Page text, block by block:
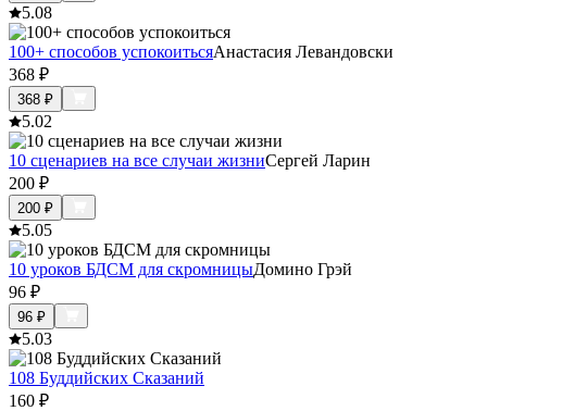
5.08
100+ способов успокоитьсяАнастасия Левандовски
368 ₽
368 ₽
5.02
10 сценариев на все случаи жизниСергей Ларин
200 ₽
200 ₽
5.05
10 уроков БДСМ для скромницыДомино Грэй
96 ₽
96 ₽
5.03
108 Буддийских Сказаний
160 ₽